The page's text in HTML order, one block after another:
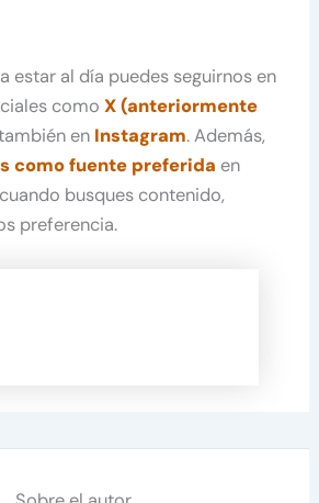
estar al día puedes seguirnos en
comoX (anteriormente
en Instagram. Además,
como fuente preferida en
busques contenido,
preferencia.